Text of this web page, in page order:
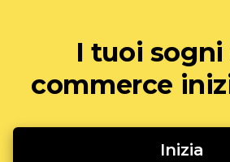
I tuoi sogni
commerce
Inizia